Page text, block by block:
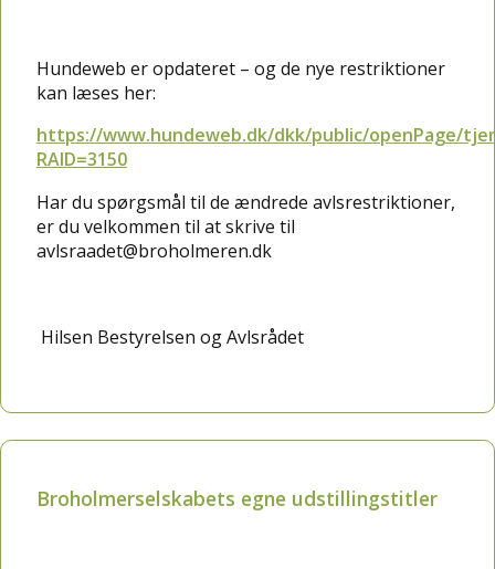
Hundeweb er opdateret – og de nye restriktioner
kan læses her:
https://www.hundeweb.dk/dkk/public/openPage/
RAID=3150
Har du spørgsmål til de ændrede avlsrestriktioner,
er du velkommen til at skrive til
avlsraadet@broholmeren.dk
Hilsen Bestyrelsen og Avlsrådet
Broholmerselskabets egne udstillingstitler